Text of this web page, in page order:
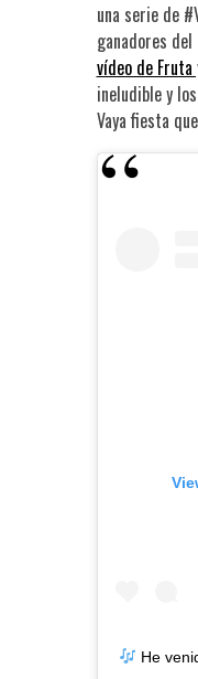
una serie de
ganadores
vídeo de
ineludible y
Vaya fiesta
He